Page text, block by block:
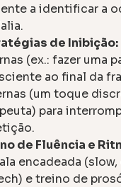
a identificar a
de Inibição:
(ex.: fazer uma
ao final da
(um toque
para
de Fluência e
encadeada
e treino de